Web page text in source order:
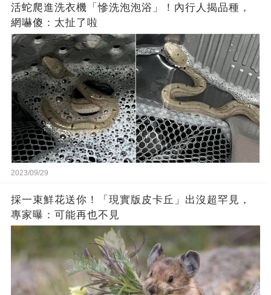
活蛇爬進洗衣機「慘洗泡泡浴」！內行人揭品種，
網嚇傻：太扯了啦
2023/09/29
採一束鮮花送你！「現實版皮卡丘」出沒超罕見，
專家曝：可能再也不見